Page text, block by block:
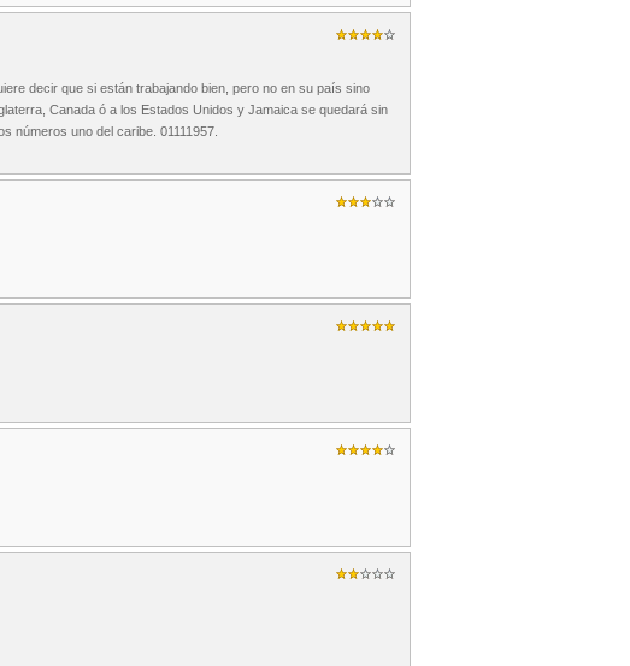
decir que si están trabajando bien, pero no en su país sino
Canada ó a los Estados Unidos y Jamaica se quedará sin
números uno del caribe. 01111957.